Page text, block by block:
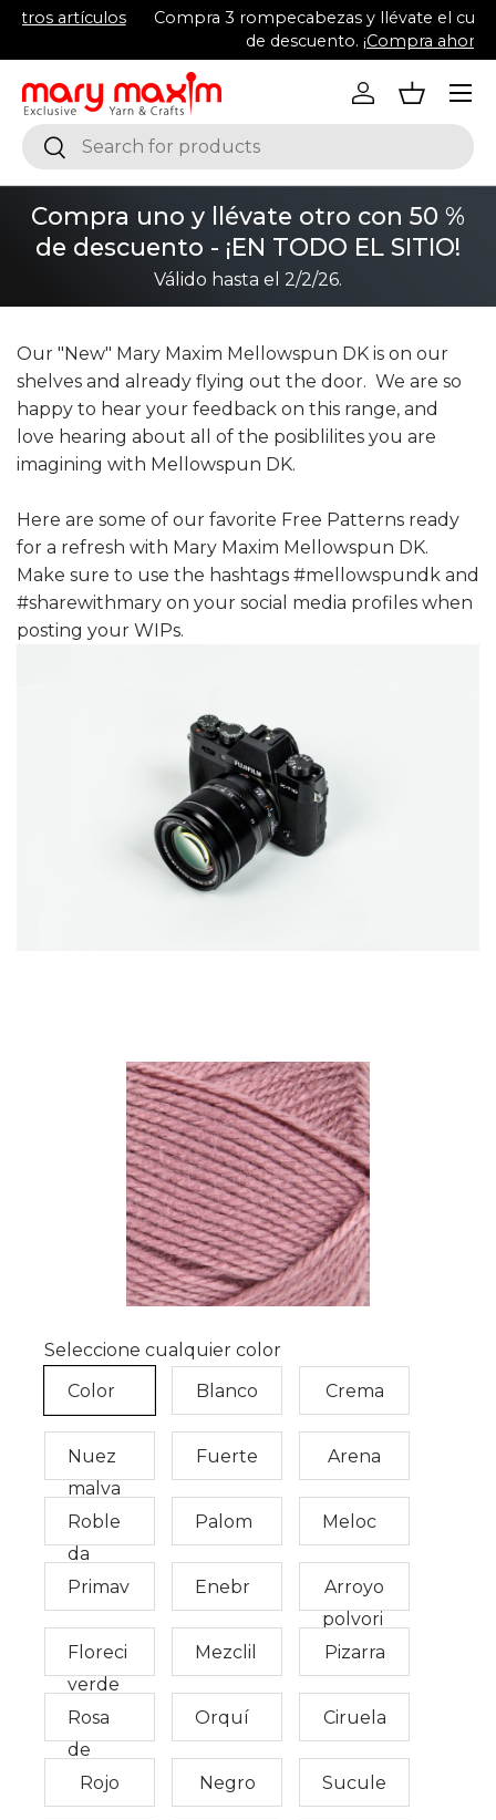
Compra 3 rompecabezas y llévate el cuarto con 50%
¡Compra ahora !
Buscar
Buscar
Iniciar sesión
Cesta
Menú
Compra uno y llévate otro con 50 %
de descuento - ¡EN TODO EL SITIO!
Válido hasta el 2/2/26.
Our "New" Mary Maxim Mellowspun DK is on our
shelves and already flying out the door. We are so
happy to hear your feedback on this range, and
love hearing about all of the posiblilites you are
imagining with Mellowspun DK.
Here are some of our favorite Free Patterns ready
for a refresh with Mary Maxim Mellowspun DK.
Make sure to use the hashtags #mellowspundk and
#sharewithmary on your social media profiles when
posting your WIPs.
Seleccione cualquier color
Color
de
malva
Blanco Crema
Nuez
mosca
da
Fuerte Arena
Roble
oscuro
Palom
a
Meloc
otón
polvori
Primav
era
verde
Enebr
o
Arroyo
Floreci
miento
de
maíz
Mezclil
la
Pizarra
Rosa
suave
Orquí
dea
Ciruela
Rojo Negro Sucule